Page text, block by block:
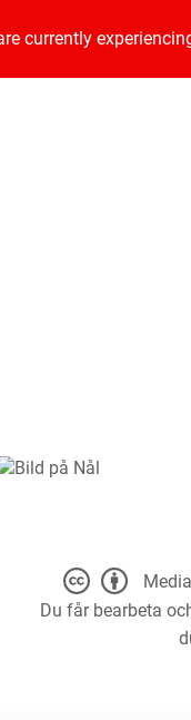
currently
Du får bearbeta